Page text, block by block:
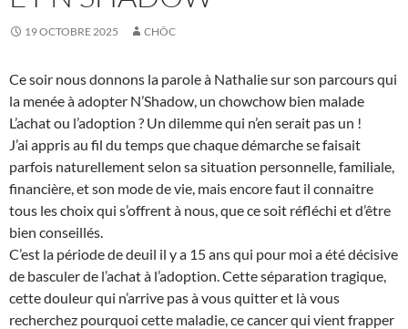
19 OCTOBRE 2025 CHÔC
Ce soir nous donnons la parole à Nathalie sur son parcours qui
la menée à adopter N’Shadow, un chowchow bien malade
L’achat ou l’adoption ? Un dilemme qui n’en serait pas un !
J’ai appris au fil du temps que chaque démarche se faisait
parfois naturellement selon sa situation personnelle, familiale,
financière, et son mode de vie, mais encore faut il connaitre
tous les choix qui s’offrent à nous, que ce soit réfléchi et d’être
bien conseillés.
C’est la période de deuil il y a 15 ans qui pour moi a été décisive
de basculer de l’achat à l’adoption. Cette séparation tragique,
cette douleur qui n’arrive pas à vous quitter et là vous
recherchez pourquoi cette maladie, ce cancer qui vient frapper